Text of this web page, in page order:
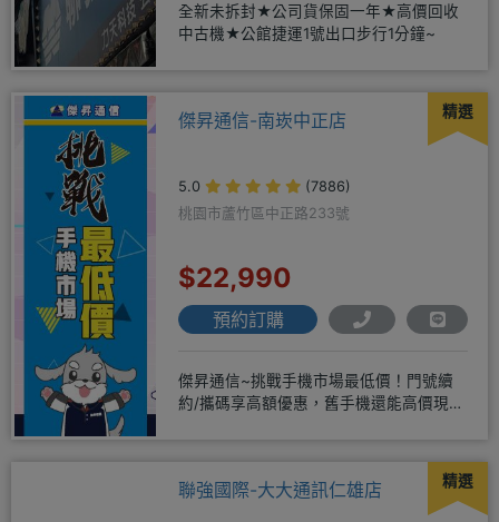
全新未拆封★公司貨保固一年★高價回收
中古機★公館捷運1號出口步行1分鐘~
精選
傑昇通信-南崁中正店
5.0
(7886)
桃園市蘆竹區中正路233號
$22,990
預約訂購
傑昇通信~挑戰手機市場最低價！門號續
約/攜碼享高額優惠，舊手機還能高價現金
精選
聯強國際-大大通訊仁雄店